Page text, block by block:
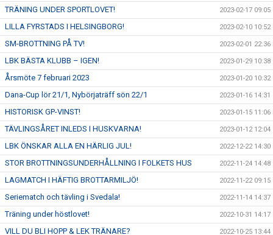
TRÄNING UNDER SPORTLOVET! 2023-02-17 09:05
LILLA FYRSTADS I HELSINGBORG! 2023-02-10 10:52
SM-BROTTNING PÅ TV! 2023-02-01 22:36
LBK BÄSTA KLUBB – IGEN! 2023-01-29 10:38
Årsmöte 7 februari 2023 2023-01-20 10:32
Dana-Cup lör 21/1, Nybörjaträff sön 22/1 2023-01-16 14:31
HISTORISK GP-VINST! 2023-01-15 11:06
TÄVLINGSÅRET INLEDS I HUSKVARNA! 2023-01-12 12:04
LBK ÖNSKAR ALLA EN HÄRLIG JUL! 2022-12-22 14:30
STOR BROTTNINGSUNDERHÅLLNING I FOLKETS HUS 2022-11-24 14:48
LAGMATCH I HÄFTIG BROTTARMILJÖ! 2022-11-22 09:15
Seriematch och tävling i Svedala! 2022-11-14 14:37
Träning under höstlovet! 2022-10-31 14:17
VILL DU BLI HOPP & LEK TRÄNARE? 2022-10-25 13:44